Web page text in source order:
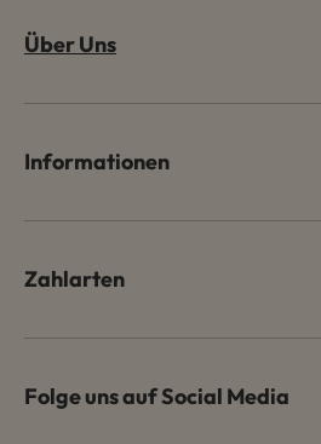
Über Uns
Informationen
Zahlarten
Folge uns auf Social Media